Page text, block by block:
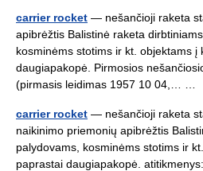
carrier rocket — nešančioji raketa
apibrėžtis Balistinė raketa
kosminėms stotims ir kt. objektams į
daugiapakopė. Pirmosios
(pirmasis leidimas 1957 10 04,… …
carrier rocket — nešančioji raketa
naikinimo priemonių apibrėžtis
palydovams, kosminėms stotims ir
paprastai daugiapakopė.